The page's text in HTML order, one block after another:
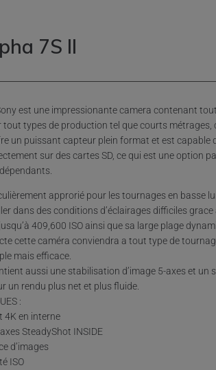
7S II
est une impressionante camera contenant
tout types de production tel que courts métrages,
un puissant capteur plein format et est capable
sur des cartes SD, ce qui est une option
approrié pour les tournages en basse
dans des conditions d’éclairages difficiles
409,600 ISO ainsi que sa large plage
cette caméra conviendra a tout type de
mais efficace.
aussi une stabilisation d’image 5-axes et un
un rendu plus net et plus fluide.
:
4K en interne
SteadyShot INSIDE
d’images
ISO